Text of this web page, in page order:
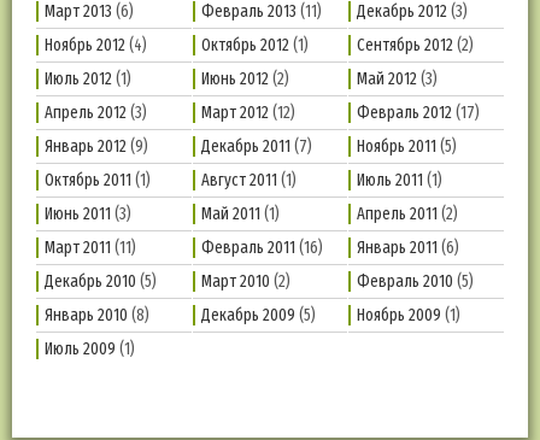
Март 2013 (6) Февраль 2013 (11) Декабрь 2012(3)
Ноябрь 2012(4) Октябрь 2012(1) Сентябрь 2012(2)
Июль 2012(1) Июнь 2012(2) Май 2012(3)
Апрель 2012(3) Март 2012(12) Февраль 2012(17)
Январь 2012(9) Декабрь 2011 (7) Ноябрь 2011 (5)
Октябрь 2011 (1) Август 2011 (1) Июль 2011 (1)
Июнь 2011 (3) Май 2011 (1) Апрель 2011 (2)
Март 2011 (11) Февраль 2011 (16) Январь 2011 (6)
Декабрь 2010 (5) Март 2010 (2) Февраль 2010 (5)
Январь 2010 (8) Декабрь 2009 (5) Ноябрь 2009 (1)
Июль 2009 (1)